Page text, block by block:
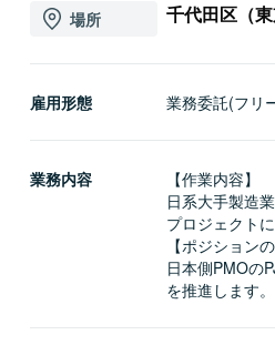
場所 千代田区（東
雇用形態 業務委託(フリ
業務内容
【作業内容】
日系大手製造
プロジェクト
【ポジション
日本側PMOの
を推進します。